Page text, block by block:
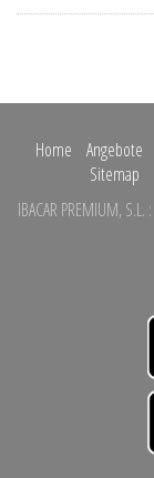
Home Angebote
Sitemap
IBACAR PREMIUM, S.L. :